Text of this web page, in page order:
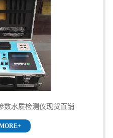
数水质检测仪现货直销